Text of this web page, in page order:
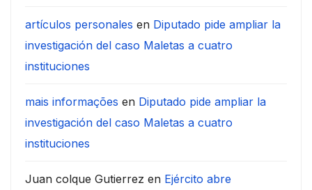
artículos personales en Diputado pide ampliar la
investigación del caso Maletas a cuatro
instituciones
mais informações en Diputado pide ampliar la
investigación del caso Maletas a cuatro
instituciones
Juan colque Gutierrez en Ejército abre